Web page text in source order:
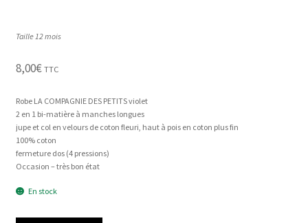
Taille 12 mois
8,00€ TTC
Robe LA COMPAGNIE DES PETITS violet
2 en 1 bi-matière à manches longues
jupe et col en velours de coton fleuri, haut à pois en coton plus fin
100% coton
fermeture dos (4 pressions)
Occasion – très bon état
En stock